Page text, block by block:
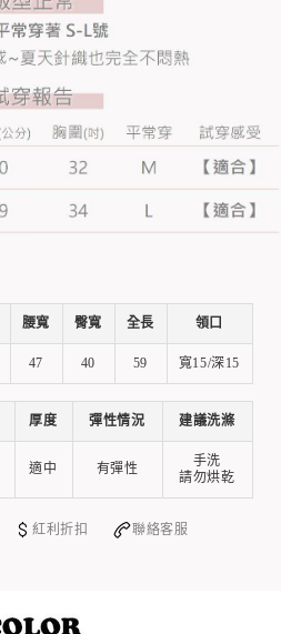
腰寬 臀寬 全長 領口
47 40 59 寬15/深15
厚度 彈性情況 建議洗滌
適中 有彈性
手洗
請勿烘乾
紅利折扣 聯絡客服